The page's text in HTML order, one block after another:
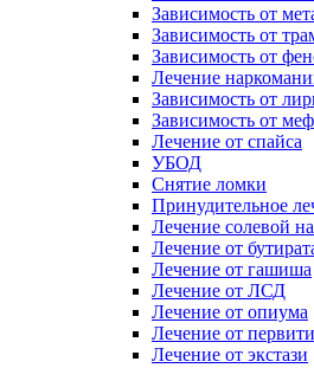
Зависимость от
Зависимость от
Зависимость от
Лечение
Зависимость от
Зависимость от
Лечение от спайса
УБОД
Снятие ломки
Принудительное
Лечение солевой
Лечение от
Лечение от гашиша
Лечение от ЛСД
Лечение от опиума
Лечение от
Лечение от экстази